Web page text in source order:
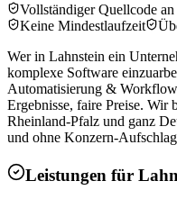
Vollständiger Quellcode an
Keine Mindestlaufzeit
Wer in Lahnstein ein
komplexe Software
Automatisierung &
Ergebnisse, faire Preise. Wir
Rheinland-Pfalz und ganz
und ohne Konzern-
Leistungen für